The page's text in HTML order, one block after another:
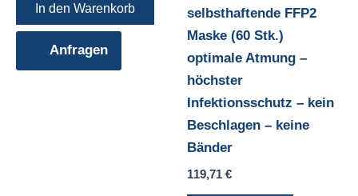
In den Warenkorb
Anfragen
selbsthaftende FFP2
Maske (60 Stk.)
optimale Atmung –
höchster
Infektionsschutz – kein
Beschlagen – keine
Bänder
119,71 €